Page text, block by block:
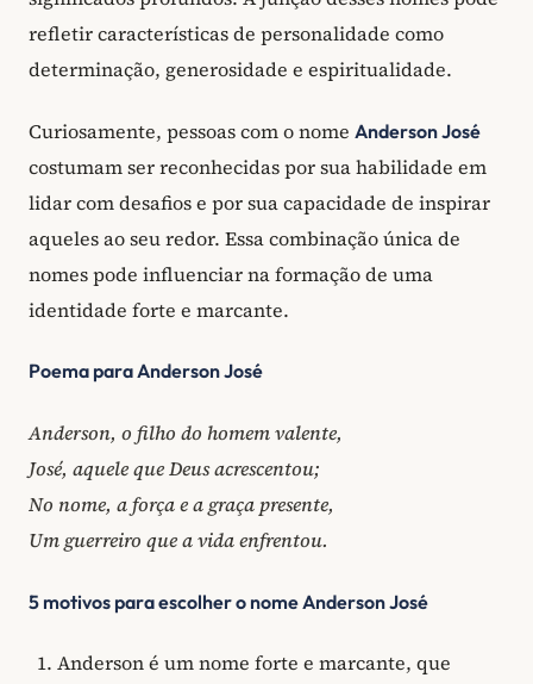
refletir características de personalidade como
determinação, generosidade e espiritualidade.
Curiosamente, pessoas com o nome Anderson José
costumam ser reconhecidas por sua habilidade em
lidar com desafios e por sua capacidade de inspirar
aqueles ao seu redor. Essa combinação única de
nomes pode influenciar na formação de uma
identidade forte e marcante.
Poema para Anderson José
Anderson, o filho do homem valente,
José, aquele que Deus acrescentou;
No nome, a força e a graça presente,
Um guerreiro que a vida enfrentou.
5 motivos para escolher o nome Anderson José
Anderson é um nome forte e marcante, que